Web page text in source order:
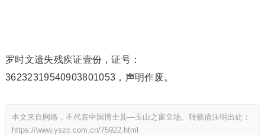
罗时文遗失残疾证壹份，证号：
36232319540903801053，声明作废。
本文来自网络，不代表中国博士县—玉山之窗立场。转载请注明出处：
https://www.yszc.com.cn/75922.html